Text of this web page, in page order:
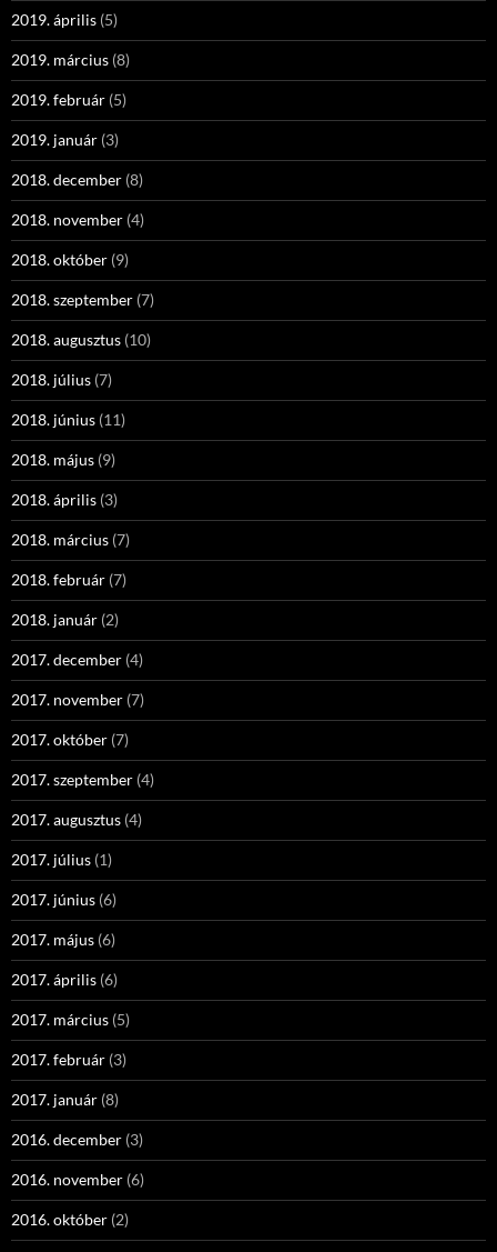
2019. április (5)
2019. március (8)
2019. február (5)
2019. január (3)
2018. december (8)
2018. november (4)
2018. október (9)
2018. szeptember (7)
2018. augusztus (10)
2018. július (7)
2018. június (11)
2018. május (9)
2018. április (3)
2018. március (7)
2018. február (7)
2018. január (2)
2017. december (4)
2017. november (7)
2017. október (7)
2017. szeptember (4)
2017. augusztus (4)
2017. július (1)
2017. június (6)
2017. május (6)
2017. április (6)
2017. március (5)
2017. február (3)
2017. január (8)
2016. december (3)
2016. november (6)
2016. október (2)